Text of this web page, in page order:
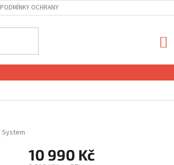
PODMÍNKY OCHRANY OSOBNÍCH ÚDAJŮ
System
10 990 Kč